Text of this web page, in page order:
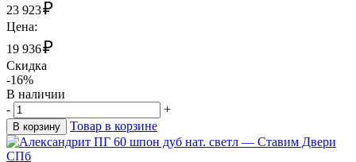
23 923₽
Цена:
19 936₽
Скидка
-16%
В наличии
-
+
В корзину Товар в корзине